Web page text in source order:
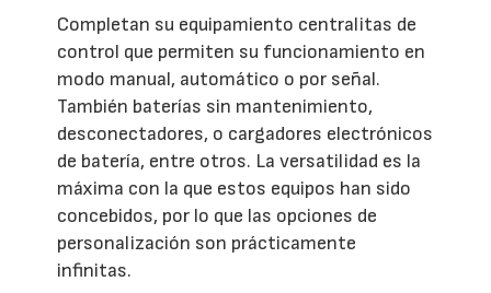
Completan su equipamiento centralitas de
control que permiten su funcionamiento en
modo manual, automático o por señal.
También baterías sin mantenimiento,
desconectadores, o cargadores electrónicos
de batería, entre otros. La versatilidad es la
máxima con la que estos equipos han sido
concebidos, por lo que las opciones de
personalización son prácticamente
infinitas.